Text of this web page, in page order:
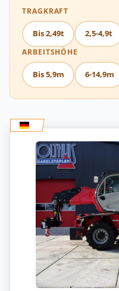
TRAGKRAFT
Bis 2,49t 2,5-4,9t
ARBEITSHÖHE
Bis 5,9m 6-14,9m